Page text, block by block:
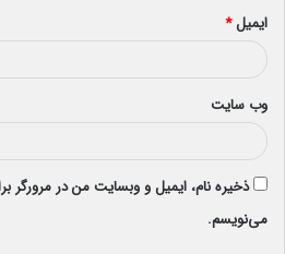
ایمیل*
وب‌ سایت
ذخیره نام، ایمیل و وبسایت من در مرورگر
می‌نویسم.